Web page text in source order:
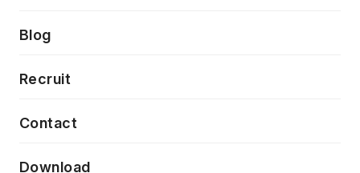
モダナイゼーション
特徴量エンジニアリングと生成AI
フロントエンド開発
Press release
News
Event/Seminer
Blog
Recruit
Contact
Download